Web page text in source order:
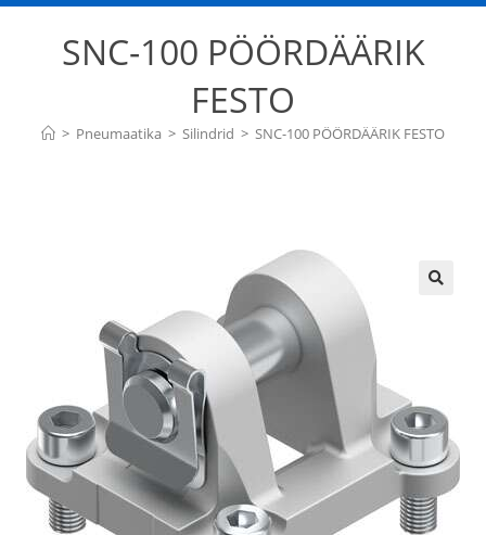
SNC-100 PÖÖRDÄÄRIK
FESTO
> Pneumaatika > Silindrid > SNC-100 PÖÖRDÄÄRIK FESTO